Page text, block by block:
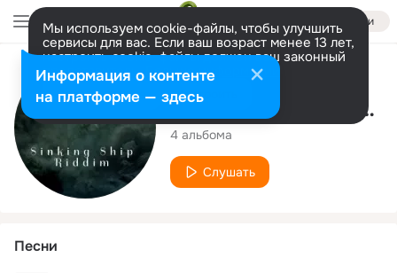
Войти
Мы используем cookie-файлы, чтобы улучшить
сервисы для вас. Если ваш возраст менее 13 лет,
настроить cookie-файлы должен ваш законный
представитель. Больше информации
Разрешить все Настроить
Исполнитель
Rock Drey The Producer
4 альбома
Слушать
Песни
Информация о контенте
на платформе — здесь